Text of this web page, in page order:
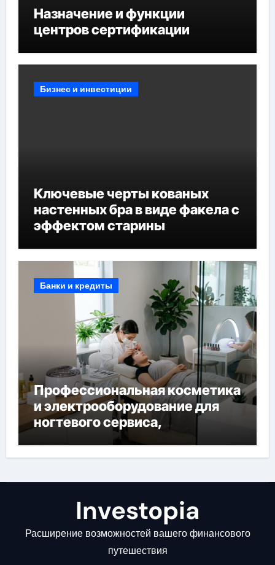
Назначение и функции
центров сертификации
Бизнес и инвестиции
Ключевые черты кованых
настенных бра в виде факела с
эффектом старины
Банки и кредиты
Профессиональная косметика
и электрооборудование для
ногтевого сервиса,
наращивания ресниц и
депиляции
Investopia
Расширение возможностей вашего финансового
путешествия